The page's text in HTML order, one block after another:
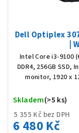
Dell Optiplex
|
Intel Core i3-9100
DDR4, 256GB SSD,
monitor, 1920 x
5 355 Kč bez DPH
6 480 Kč
Skladem(>5 ks)